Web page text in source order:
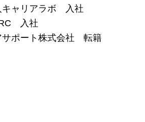
キャリアラボ 入社
入社
サポート株式会社 転籍